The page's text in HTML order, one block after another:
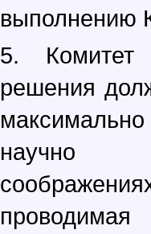
выполнению
5. Комитет
решения
научно